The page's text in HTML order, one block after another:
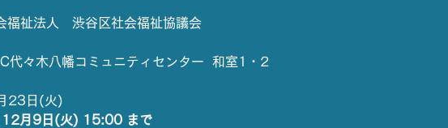
福祉法人　渋谷区社会福祉協議会
代々木八幡コミュニティセンター  和室1・2
23日(火)
月9日(火) 15:00 まで